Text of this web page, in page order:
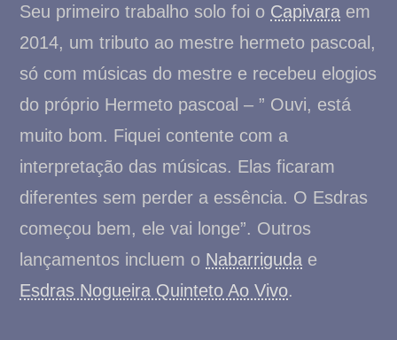
Seu primeiro trabalho solo foi o Capivara em
2014, um tributo ao mestre hermeto pascoal,
só com músicas do mestre e recebeu elogios
do próprio Hermeto pascoal – ” Ouvi, está
muito bom. Fiquei contente com a
interpretação das músicas. Elas ficaram
diferentes sem perder a essência. O Esdras
começou bem, ele vai longe”. Outros
lançamentos incluem o Nabarriguda e
Esdras Nogueira Quinteto Ao Vivo.